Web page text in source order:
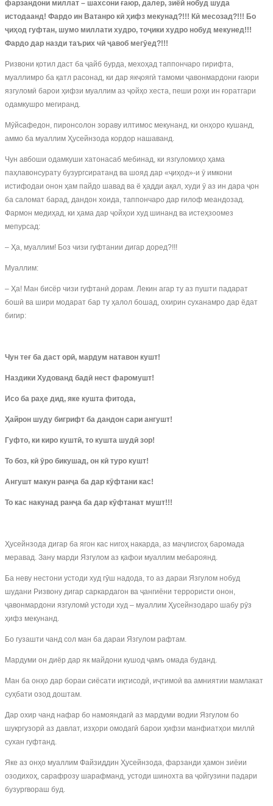
фарзандони миллат – шахсони ғаюр, далер, зиёӣ нобуд шуда
истодаанд! Фардо ин Ватанро кӣ ҳифз мекунад?!!! Кӣ месозад?!!! Бо
ҷиҳод гуфтан, шумо миллати худро, тоҷики худро нобуд мекунед!!!
Фардо дар назди таърих чӣ ҷавоб мегӯед?!!!
Ризвони қотил даст ба ҷайб бурда, мехоҳад таппончаро гирифта,
муаллимро ба қатл расонад, ки дар якҷоягӣ тамоми ҷавонмардони ғаюри
язгуломӣ барои ҳифзи муаллим аз ҷойҳо хеста, пеши роҳи ин ғоратгари
одамкушро мегиранд.
Мӯйсафедон, пиронсолон зораву илтимос мекунанд, ки онҳоро кушанд,
аммо ба муаллим Ҳусейнзода кордор нашаванд.
Чун авбоши одамкуши хатонасаб мебинад, ки язгуломиҳо ҳама
паҳлавонсурату бузургсиратанд ва шояд дар «ҷиҳод»-и ӯ имкони
истифодаи онон ҳам пайдо шавад ва ё ҳадди ақал, худи ӯ аз ин дара ҷон
ба саломат барад, дандон хоида, таппончаро дар ғилоф меандозад.
Фармон медиҳад, ки ҳама дар ҷойҳои худ шинанд ва истеҳзоомез
мепурсад:
– Ҳа, муаллим! Боз чизи гуфтании дигар доред?!!!
Муаллим:
– Ҳа! Ман бисёр чизи гуфтанӣ дорам. Лекин агар ту аз пушти падарат
бошӣ ва шири модарат бар ту ҳалол бошад, охирин суханамро дар ёдат
бигир:
Чун теғ ба даст орӣ, мардум натавон кушт!
Наздики Худованд бадӣ нест фаромушт!
Исо ба раҳе дид, яке кушта фитода,
Ҳайрон шуду бигрифт ба дандон сари ангушт!
Гуфто, ки киро куштӣ, то кушта шудӣ зор!
То боз, кӣ ӯро бикушад, он кӣ туро кушт!
Ангушт макун ранҷа ба дар кӯфтани кас!
То кас накунад ранҷа ба дар кӯфтанат мушт!!!
Ҳусейнзода дигар ба ягон кас нигоҳ накарда, аз маҷлисгоҳ баромада
меравад. Зану марди Язгулом аз қафои муаллим мебароянд.
Ба неву нестони устоди худ гӯш надода, то аз дараи Язгулом нобуд
шудани Ризвону дигар саркардагон ва ҷангиёни террористи онон,
ҷавонмардони язгуломӣ устоди худ – муаллим Ҳусейнзодаро шабу рӯз
ҳифз мекунанд.
Бо гузашти чанд сол ман ба дараи Язгулом рафтам.
Мардуми он диёр дар як майдони кушод ҷамъ омада буданд.
Ман ба онҳо дар бораи сиёсати иқтисодӣ, иҷтимоӣ ва амниятии мамлакат
суҳбати озод доштам.
Дар охир чанд нафар бо намояндагӣ аз мардуми водии Язгулом бо
шукргузорӣ аз давлат, изҳори омодагӣ барои ҳифзи манфиатҳои миллӣ
сухан гуфтанд.
Яке аз онҳо муаллим Файзиддин Ҳусейнзода, фарзанди ҳамон зиёии
озодихоҳ, сарафрозу шарафманд, устоди шинохта ва ҷойгузини падари
бузургвораш буд.